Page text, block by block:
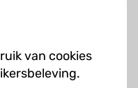
van cookies